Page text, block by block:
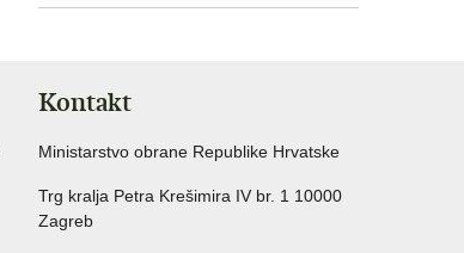
Kontakt
Ministarstvo obrane Republike Hrvatske
Trg kralja Petra Krešimira IV br. 1 10000
Zagreb